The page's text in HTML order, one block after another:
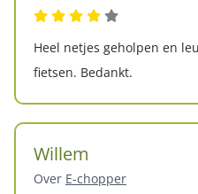
Heel netjes geholpen en
fietsen. Bedankt.
Willem
Over E-chopper